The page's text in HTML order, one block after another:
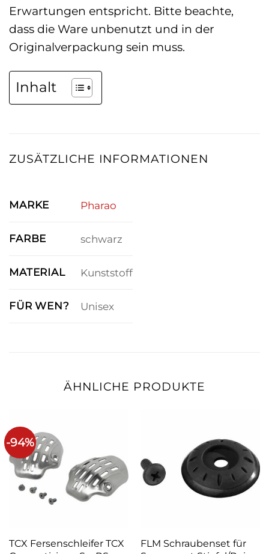
Erwartungen entspricht. Bitte beachte,
dass die Ware unbenutzt und in der
Originalverpackung sein muss.
Inhalt
ZUSÄTZLICHE INFORMATIONEN
MARKE Pharao
FARBE schwarz
MATERIAL Kunststoff
FÜR WEN? Unisex
ÄHNLICHE PRODUKTE
-94%
TCX Fersenschleifer TCX
FLM Schraubenset für